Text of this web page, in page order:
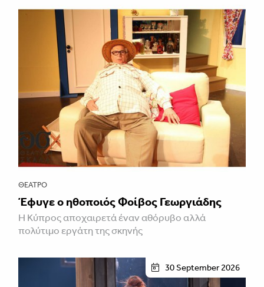
ΘΈΑΤΡΟ
Έφυγε ο ηθοποιός Φοίβος Γεωργιάδης
Η Κύπρος αποχαιρετά έναν αθόρυβο αλλά
πολύτιμο εργάτη της σκηνής
30 September 2026